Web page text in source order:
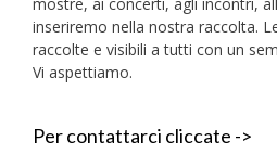
inseriremo nella nostra raccolta.
raccolte e visibili a tutti con un
Vi aspettiamo.
Per contattarci cliccate ->